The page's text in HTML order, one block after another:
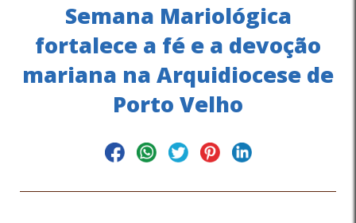
Semana Mariológica
fortalece a fé e a devoção
mariana na Arquidiocese de
Porto Velho